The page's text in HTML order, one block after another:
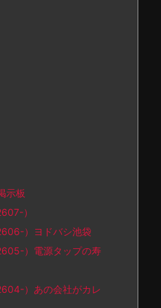
示板
）
）ヨドバシ池袋
）電源タップの寿
）あの会社がカレ